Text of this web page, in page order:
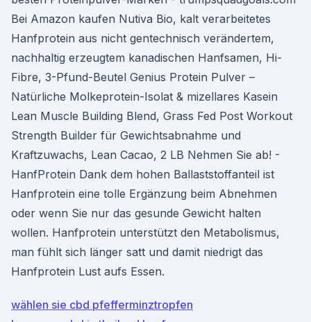
Bei Amazon kaufen Nutiva Bio, kalt verarbeitetes
Hanfprotein aus nicht gentechnisch verändertem,
nachhaltig erzeugtem kanadischen Hanfsamen, Hi-
Fibre, 3-Pfund-Beutel Genius Protein Pulver –
Natürliche Molkeprotein-Isolat & mizellares Kasein
Lean Muscle Building Blend, Grass Fed Post Workout
Strength Builder für Gewichtsabnahme und
Kraftzuwachs, Lean Cacao, 2 LB Nehmen Sie ab! -
HanfProtein Dank dem hohen Ballaststoffanteil ist
Hanfprotein eine tolle Ergänzung beim Abnehmen
oder wenn Sie nur das gesunde Gewicht halten
wollen. Hanfprotein unterstützt den Metabolismus,
man fühlt sich länger satt und damit niedrigt das
Hanfprotein Lust aufs Essen.
wählen sie cbd pfefferminztropfen